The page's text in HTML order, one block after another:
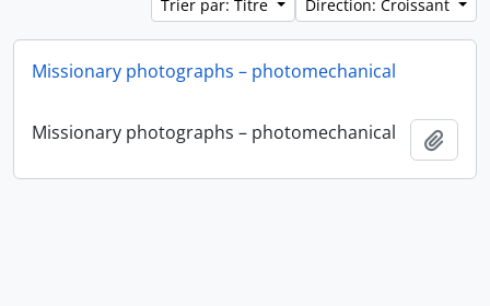
Trier par: Titre
Direction: Croissant
Missionary photographs – photomechanical
Missionary photographs – photomechanical